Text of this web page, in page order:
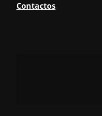
Contactos